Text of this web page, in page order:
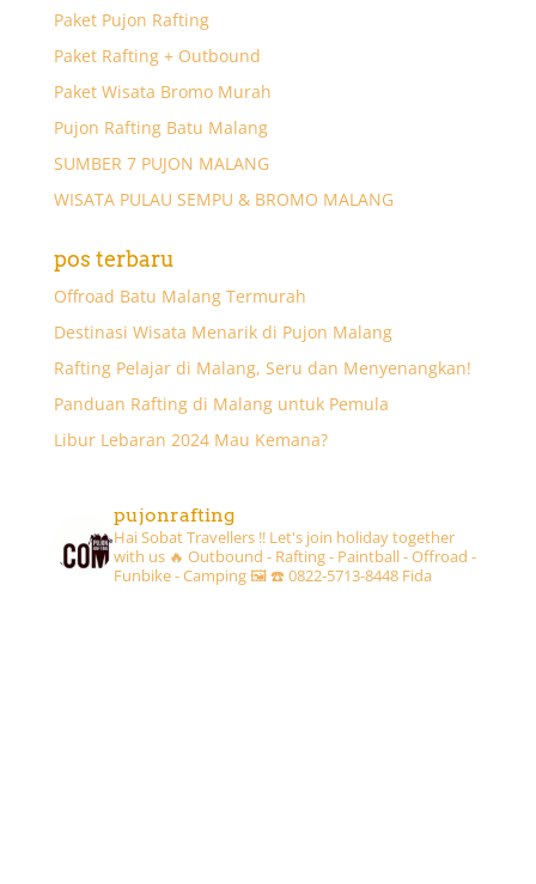
Paket Pujon Rafting
Paket Rafting + Outbound
Paket Wisata Bromo Murah
Pujon Rafting Batu Malang
SUMBER 7 PUJON MALANG
WISATA PULAU SEMPU & BROMO MALANG
pos terbaru
Offroad Batu Malang Termurah
Destinasi Wisata Menarik di Pujon Malang
Rafting Pelajar di Malang, Seru dan Menyenangkan!
Panduan Rafting di Malang untuk Pemula
Libur Lebaran 2024 Mau Kemana?
pujonrafting
Hai Sobat Travellers !! Let's join holiday together
with us 🔥 Outbound - Rafting - Paintball - Offroad -
Funbike - Camping 🖼☎️ 0822-5713-8448 Fida